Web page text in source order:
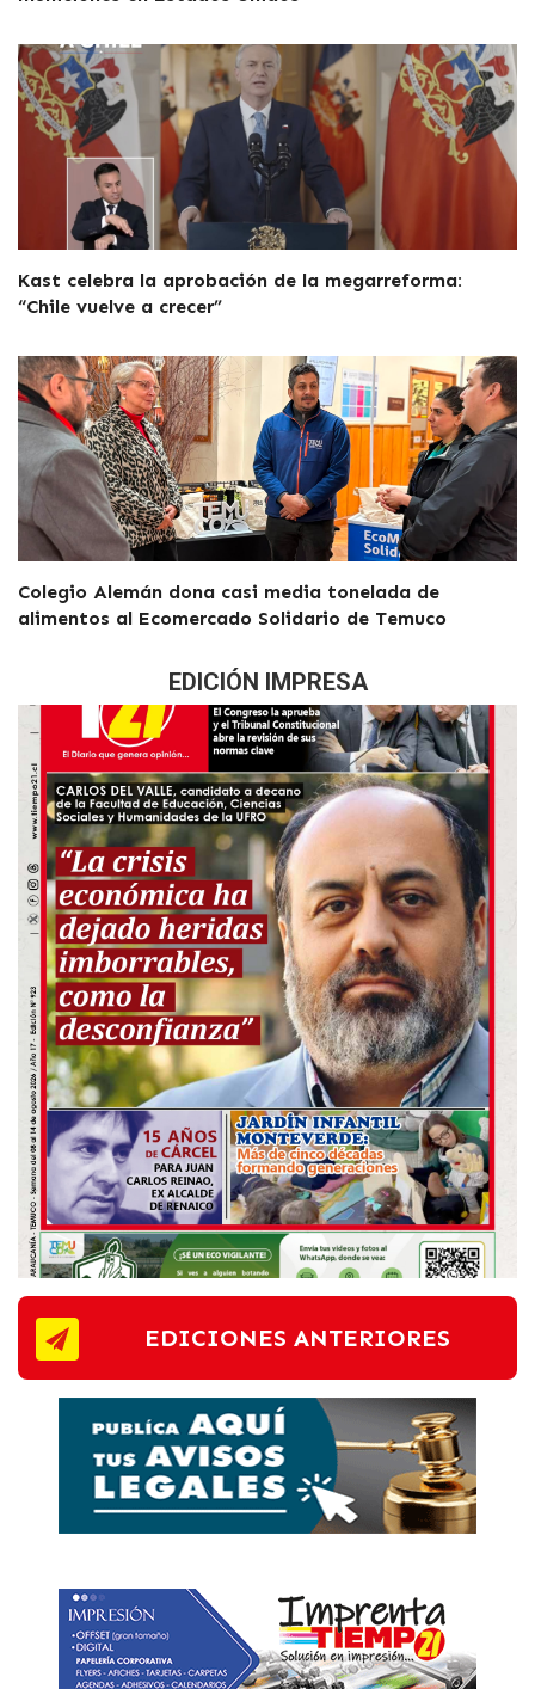
Kast celebra la aprobación de la megarreforma:
“Chile vuelve a crecer”
Colegio Alemán dona casi media tonelada de
alimentos al Ecomercado Solidario de Temuco
EDICIÓN IMPRESA
EDICIONES ANTERIORES